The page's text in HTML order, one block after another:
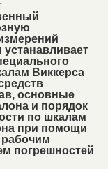
Виккерса
основные
и порядок
по шкалам
при помощи
погрешностей